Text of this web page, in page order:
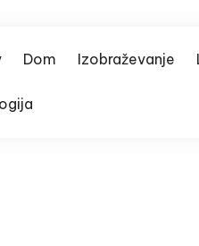
Dom Izobraževanje